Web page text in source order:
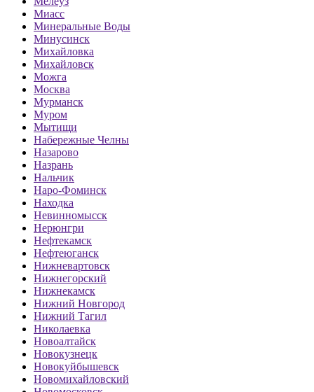
Миасс
Минеральные Воды
Минусинск
Михайловка
Михайловск
Можга
Москва
Мурманск
Муром
Мытищи
Набережные Челны
Назарово
Назрань
Нальчик
Наро-Фоминск
Находка
Невинномысск
Нерюнгри
Нефтекамск
Нефтеюганск
Нижневартовск
Нижнегорский
Нижнекамск
Нижний Новгород
Нижний Тагил
Николаевка
Новоалтайск
Новокузнецк
Новокуйбышевск
Новомихайловский